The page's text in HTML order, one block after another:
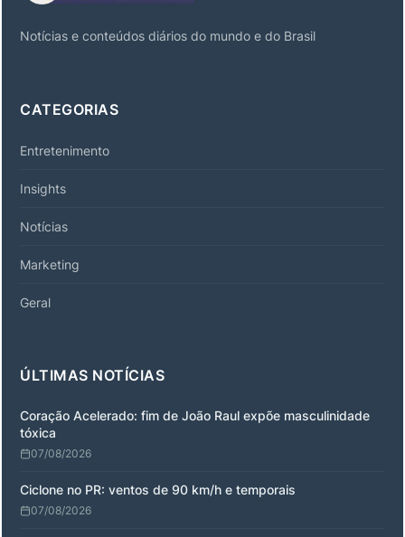
Notícias e conteúdos diários do mundo e do Brasil
CATEGORIAS
Entretenimento
Insights
Notícias
Marketing
Geral
ÚLTIMAS NOTÍCIAS
Coração Acelerado: fim de João Raul expõe masculinidade
tóxica
07/08/2026
Ciclone no PR: ventos de 90 km/h e temporais
07/08/2026